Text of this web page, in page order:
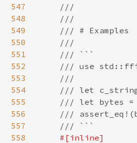
547
548
549
550
551
552
553
554
555
556
557
558
    ///
    ///
    /// # Examples
    ///
    /// ```
/// use
    ///
/// let
/// let bytes
///
    /// ```
#[inline]